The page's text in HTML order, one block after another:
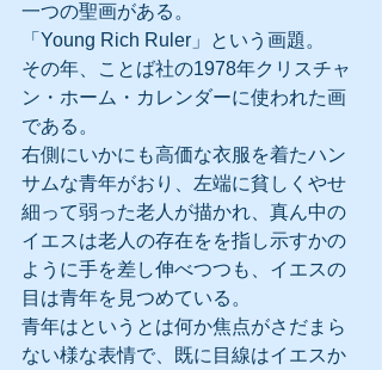
一つの聖画がある。
「Young Rich Ruler」という画題。
その年、ことば社の1978年クリスチャ
ン・ホーム・カレンダーに使われた画
である。
右側にいかにも高価な衣服を着たハン
サムな青年がおり、左端に貧しくやせ
細って弱った老人が描かれ、真ん中の
イエスは老人の存在をを指し示すかの
ように手を差し伸べつつも、イエスの
目は青年を見つめている。
青年はというとは何か焦点がさだまら
ない様な表情で、既に目線はイエスか